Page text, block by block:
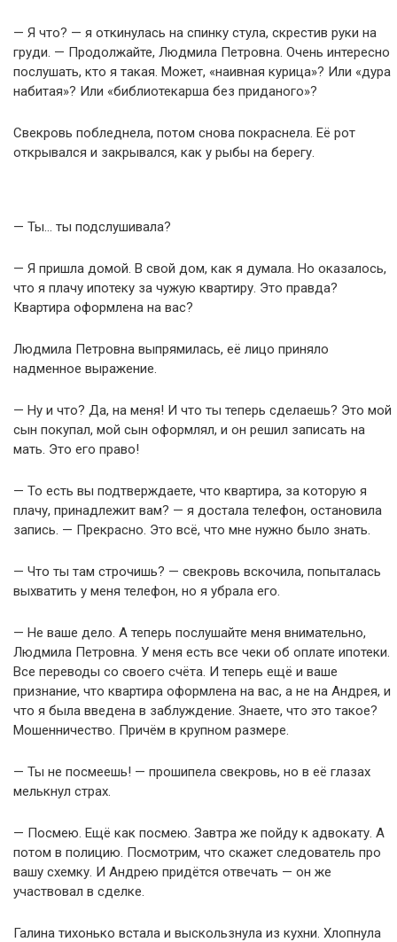
— Я что? — я откинулась на спинку стула, скрестив руки на
груди. — Продолжайте, Людмила Петровна. Очень интересно
послушать, кто я такая. Может, «наивная курица»? Или «дура
набитая»? Или «библиотекарша без приданого»?
Свекровь побледнела, потом снова покраснела. Её рот
открывался и закрывался, как у рыбы на берегу.
— Ты… ты подслушивала?
— Я пришла домой. В свой дом, как я думала. Но оказалось,
что я плачу ипотеку за чужую квартиру. Это правда?
Квартира оформлена на вас?
Людмила Петровна выпрямилась, её лицо приняло
надменное выражение.
— Ну и что? Да, на меня! И что ты теперь сделаешь? Это мой
сын покупал, мой сын оформлял, и он решил записать на
мать. Это его право!
— То есть вы подтверждаете, что квартира, за которую я
плачу, принадлежит вам? — я достала телефон, остановила
запись. — Прекрасно. Это всё, что мне нужно было знать.
— Что ты там строчишь? — свекровь вскочила, попыталась
выхватить у меня телефон, но я убрала его.
— Не ваше дело. А теперь послушайте меня внимательно,
Людмила Петровна. У меня есть все чеки об оплате ипотеки.
Все переводы со своего счёта. И теперь ещё и ваше
признание, что квартира оформлена на вас, а не на Андрея, и
что я была введена в заблуждение. Знаете, что это такое?
Мошенничество. Причём в крупном размере.
— Ты не посмеешь! — прошипела свекровь, но в её глазах
мелькнул страх.
— Посмею. Ещё как посмею. Завтра же пойду к адвокату. А
потом в полицию. Посмотрим, что скажет следователь про
вашу схемку. И Андрею придётся отвечать — он же
участвовал в сделке.
Галина тихонько встала и выскользнула из кухни. Хлопнула